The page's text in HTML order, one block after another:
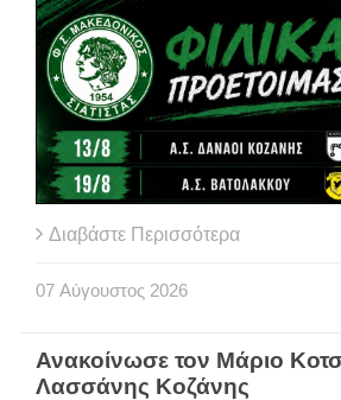
Διαβάστε Περισσότερα
07 Αύγουστος 2026
Ανακοίνωσε τον Μάριο
Λασσάνης Κοζάνης